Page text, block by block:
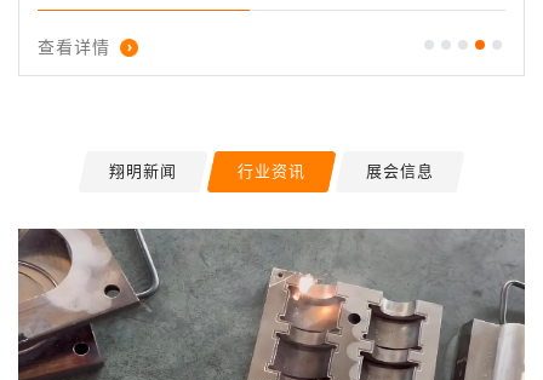
查看详情
翔明新闻 行业资讯 展会信息